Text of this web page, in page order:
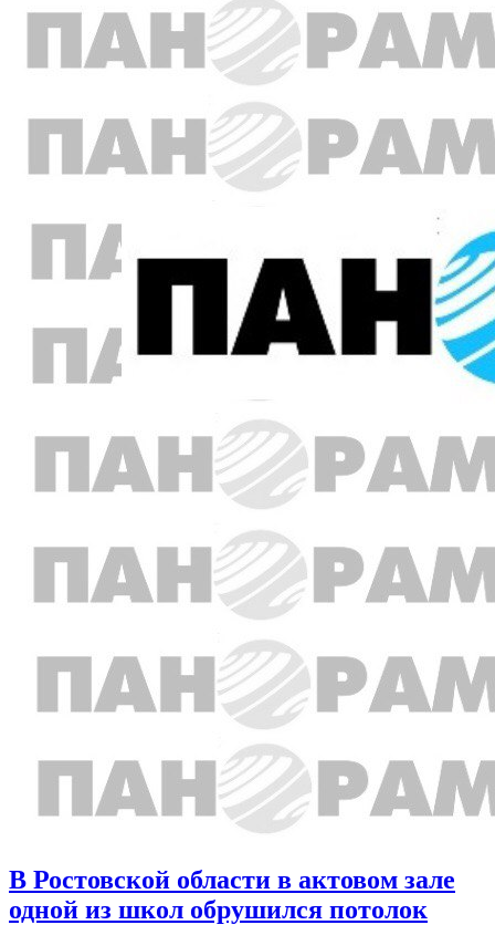
В Ростовской области в актовом зале
одной из школ обрушился потолок